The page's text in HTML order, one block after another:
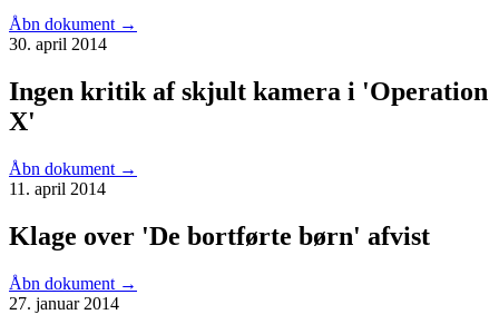
Åbn dokument →
30. april 2014
Ingen kritik af skjult kamera i 'Operation
X'
Åbn dokument →
11. april 2014
Klage over 'De bortførte børn' afvist
Åbn dokument →
27. januar 2014